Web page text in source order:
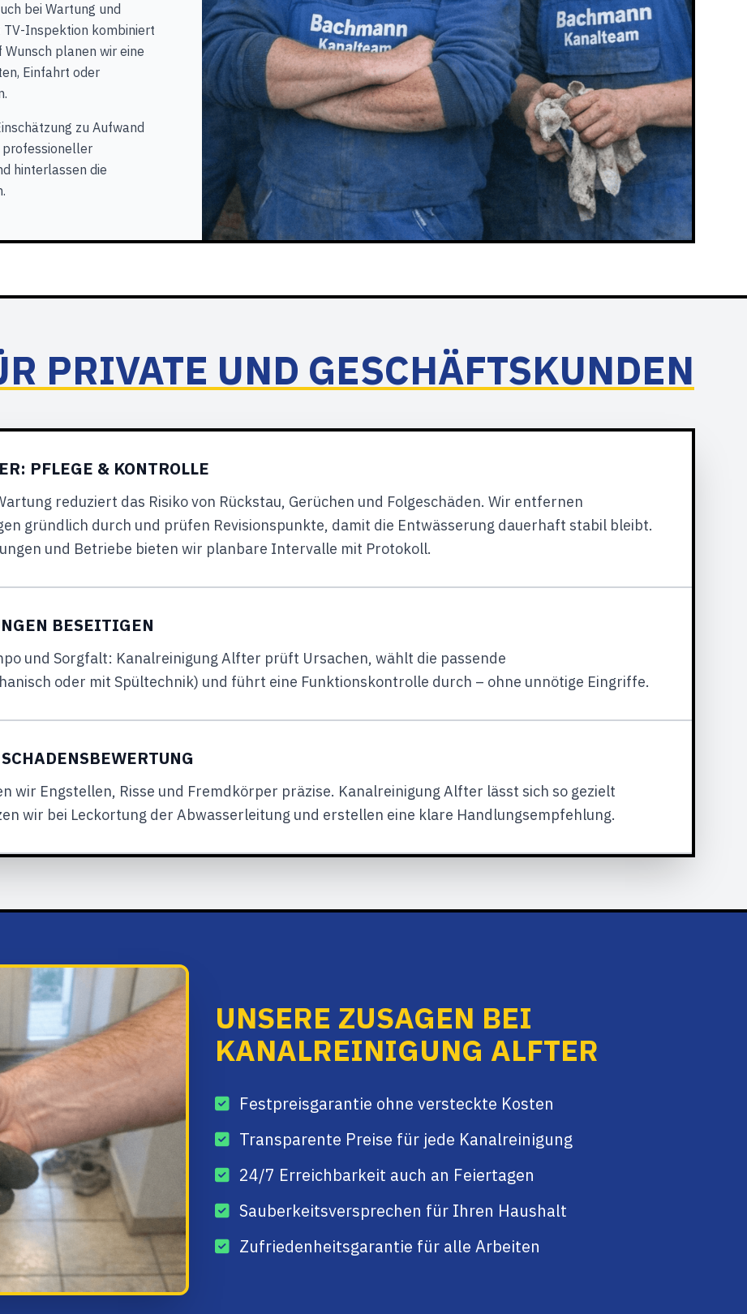
bei Wartung und
Inspektion kombiniert
planen wir eine
Einfahrt oder
zu Aufwand
professioneller
hinterlassen die
PRIVATE UND GESCHÄFTSKUNDEN
PFLEGE & KONTROLLE
reduziert das Risiko von Rückstau, Gerüchen und Folgeschäden. Wir entfernen
gründlich durch und prüfen Revisionspunkte, damit die Entwässerung dauerhaft stabil bleibt.
und Betriebe bieten wir planbare Intervalle mit Protokoll.
BESEITIGEN
und Sorgfalt: Kanalreinigung Alfter prüft Ursachen, wählt die passende
oder mit Spültechnik) und führt eine Funktionskontrolle durch – ohne unnötige Eingriffe.
wir Engstellen, Risse und Fremdkörper präzise. Kanalreinigung Alfter lässt sich so gezielt
wir bei Leckortung der Abwasserleitung und erstellen eine klare Handlungsempfehlung.
UNSERE ZUSAGEN BEI
KANALREINIGUNG ALFTER
Festpreisgarantie ohne versteckte Kosten
Transparente Preise für jede Kanalreinigung
24/7 Erreichbarkeit auch an Feiertagen
Sauberkeitsversprechen für Ihren Haushalt
Zufriedenheitsgarantie für alle Arbeiten